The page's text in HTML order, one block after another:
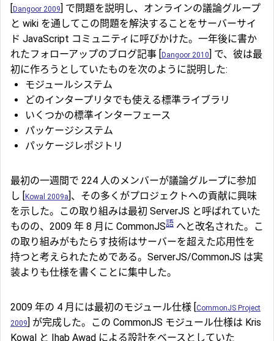
Dangoor 2009
] で問題を説明し、オンラインの議論グループ
と wiki を通してこの問題を解決することをサーバーサイ
ド JavaScript コミュニティに呼びかけた。一年後に書か
れたフォローアップのブログ記事 [
Dangoor 2010
] で、彼は最
初に作ろうとしていたものを次のように説明した:
モジュールシステム
どのインタープリタでも使える標準ライブラリ
いくつかの標準インターフェース
パッケージシステム
パッケージレポジトリ
最初の一週間で 224 人のメンバーが議論グループに参加
し [
Kowal 2009a ]、その多くがプロジェクトへの貢献に興味
を示した。この取り組みは最初 ServerJS と呼ばれていた
ものの、2009 年 8 月に CommonJS語 へと改名された。こ
の取り組みがもたらす技術はサーバーを超えた応用性を
持つと考えられたためである。ServerJS/CommonJS は実
装よりも仕様を書くことに集中した。
2009 年の 4 月には最初のモジュール仕様 [ CommonJS Project
2009
] が完成した。この CommonJS モジュール仕様は Kris
Kowal と Ihab Awad による設計をベースとしていた